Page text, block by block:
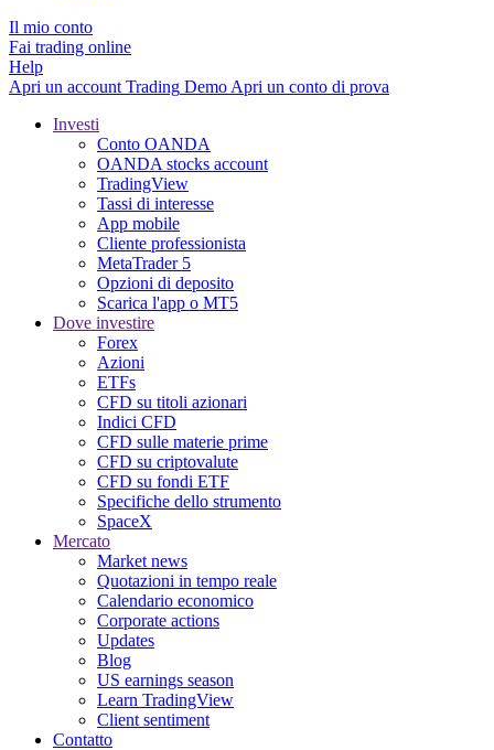
Il mio conto
Fai trading online
Help
Apri un account Trading Demo Apri un conto di prova
Investi
Conto OANDA
OANDA stocks account
TradingView
Tassi di interesse
App mobile
Cliente professionista
MetaTrader 5
Opzioni di deposito
Scarica l'app o MT5
Dove investire
Forex
Azioni
ETFs
CFD su titoli azionari
Indici CFD
CFD sulle materie prime
CFD su criptovalute
CFD su fondi ETF
Specifiche dello strumento
SpaceX
Mercato
Market news
Quotazioni in tempo reale
Calendario economico
Corporate actions
Updates
Blog
US earnings season
Learn TradingView
Client sentiment
Contatto